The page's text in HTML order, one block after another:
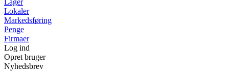
Lager
Lokaler
Markedsføring
Penge
Firmaer
Log ind
Opret bruger
Nyhedsbrev